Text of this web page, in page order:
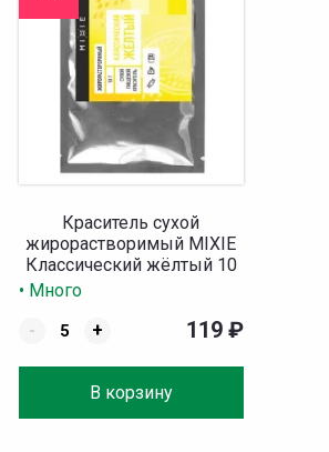
Краситель сухой
жирорастворимый MIXIE
Классический жёлтый 10
• Много
-
+
В корзину
119 ₽